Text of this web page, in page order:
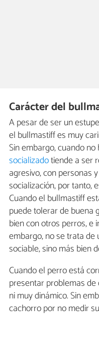
Carácter del
A pesar de ser un
el bullmastiff es muy
Sin embargo, cuando no
socializadotiende a ser
agresivo, con personas
socialización, por tanto,
Cuando el bullmastiff
puede tolerar de buena
bien con otros perros, e
embargo, no se trata
sociable, sino más bien
Cuando el perro está
presentar problemas
ni muy dinámico. Sin
cachorro por no medir